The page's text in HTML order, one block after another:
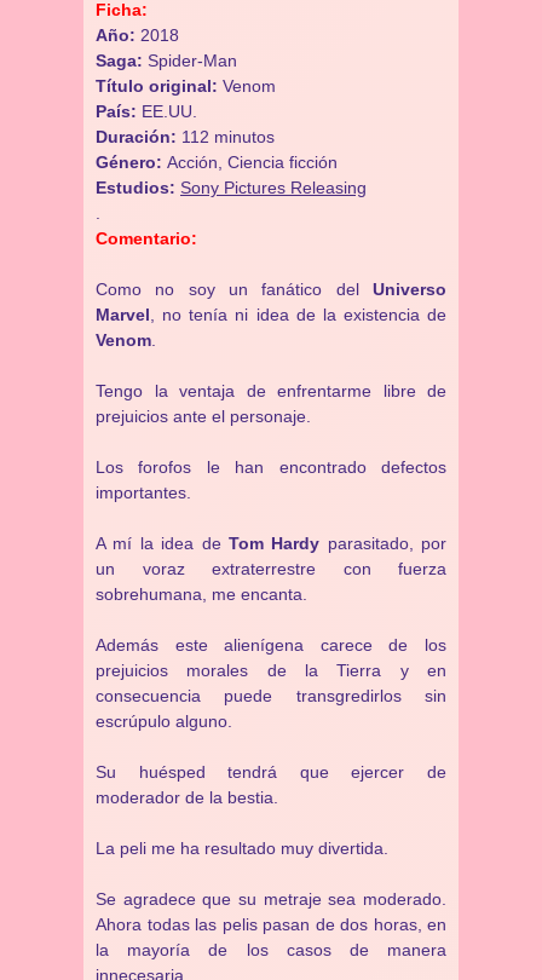
Ficha:
Año: 2018
Saga: Spider-Man
Título original: Venom
País: EE.UU.
Duración: 112 minutos
Género: Acción, Ciencia ficción
Estudios: Sony Pictures Releasing
Comentario:
Como no soy un fanático delUniverso
Marvel , no tenía ni idea de la existencia de
Venom
Tengo la ventaja de enfrentarme libre de
prejuicios ante el personaje.
Los forofos le han encontrado defectos
importantes.
A mí la idea de Tom Hardy parasitado, por
un voraz extraterrestre con fuerza
sobrehumana, me encanta.
Además este alienígena carece de los
prejuicios morales de la Tierra y en
consecuencia puede transgredirlos sin
escrúpulo alguno.
Su huésped tendrá que ejercer de
moderador de la bestia.
La peli me ha resultado muy divertida.
Se agradece que su metraje sea moderado.
Ahora todas las pelis pasan de dos horas, en
la mayoría de los casos de manera
innecesaria.